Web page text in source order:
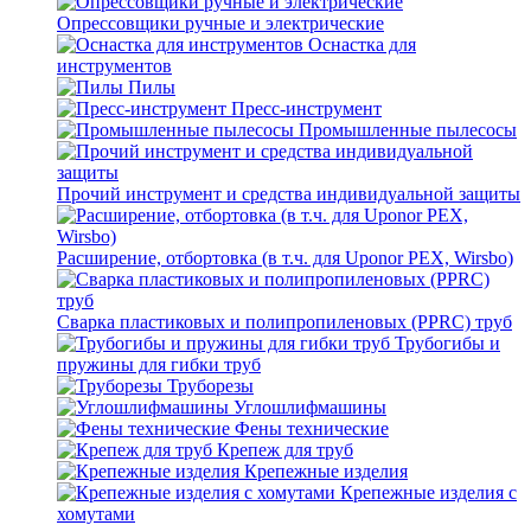
Опрессовщики ручные и электрические
Оснастка для
инструментов
Пилы
Пресс-инструмент
Промышленные пылесосы
Прочий инструмент и средства индивидуальной защиты
Расширение, отбортовка (в т.ч. для Uponor PEX, Wirsbo)
Сварка пластиковых и полипропиленовых (PPRC) труб
Трубогибы и
пружины для гибки труб
Труборезы
Углошлифмашины
Фены технические
Крепеж для труб
Крепежные изделия
Крепежные изделия с
хомутами